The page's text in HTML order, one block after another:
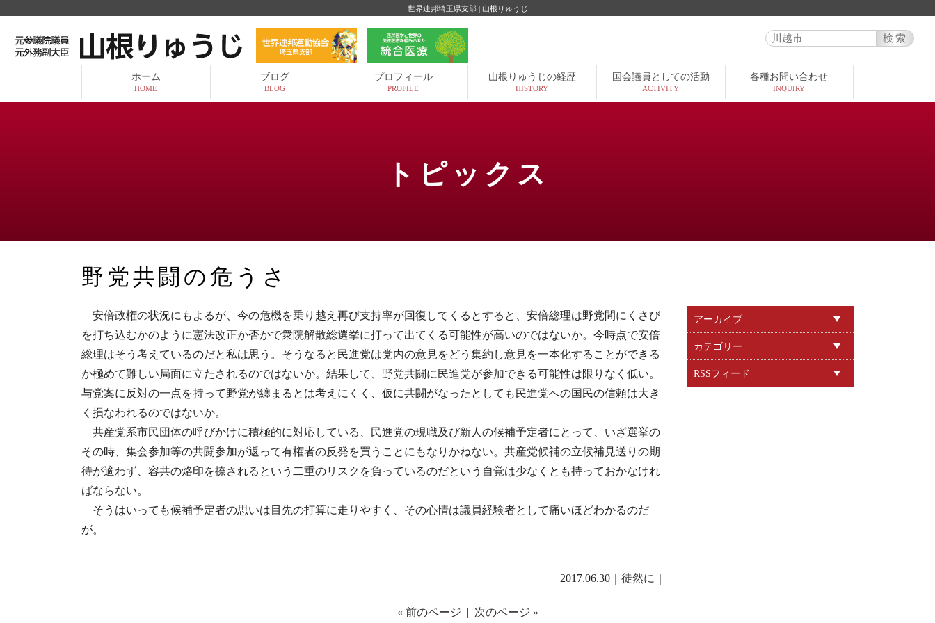
世界連邦埼玉県支部 | 山根りゅうじ
ホーム
HOME
ブログ
BLOG
プロフィール
PROFILE
山根りゅうじの経歴
HISTORY
国会議員としての活動
ACTIVITY
各種お問い合わせ
INQUIRY
トピックス
野党共闘の危うさ
安倍政権の状況にもよるが、今の危機を乗り越え再び支持率が回復してくるとすると、安倍総理は野党間にくさび
を打ち込むかのように憲法改正か否かで衆院解散総選挙に打って出てくる可能性が高いのではないか。今時点で安倍
総理はそう考えているのだと私は思う。そうなると民進党は党内の意見をどう集約し意見を一本化することができる
か極めて難しい局面に立たされるのではないか。結果して、野党共闘に民進党が参加できる可能性は限りなく低い。
与党案に反対の一点を持って野党が纏まるとは考えにくく、仮に共闘がなったとしても民進党への国民の信頼は大き
く損なわれるのではないか。
共産党系市民団体の呼びかけに積極的に対応している、民進党の現職及び新人の候補予定者にとって、いざ選挙の
その時、集会参加等の共闘参加が返って有権者の反発を買うことにもなりかねない。共産党候補の立候補見送りの期
待が適わず、容共の烙印を捺されるという二重のリスクを負っているのだという自覚は少なくとも持っておかなけれ
ばならない。
そうはいっても候補予定者の思いは目先の打算に走りやすく、その心情は議員経験者として痛いほどわかるのだ
が。
2017.06.30｜ 徒然に
アーカイブ
カテゴリー
RSSフィード
« 前のページ | 次のページ »